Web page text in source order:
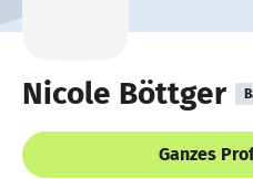
Nicole Böttger
Ganzes